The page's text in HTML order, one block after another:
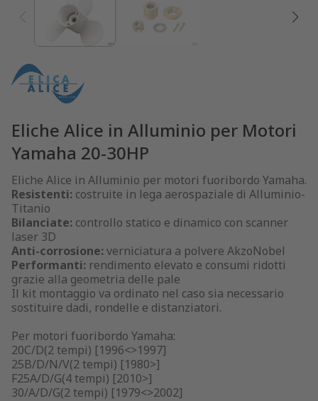
Eliche Alice in Alluminio per Motori
Yamaha 20-30HP
Eliche Alice in Alluminio per motori fuoribordo Yamaha.
Resistenti: costruite in lega aerospaziale di Alluminio-
Titanio
Bilanciate: controllo statico e dinamico con scanner
laser 3D
Anti-corrosione:verniciatura a polvere AkzoNobel
Performanti: rendimento elevato e consumi ridotti
grazie alla geometria delle pale
Il kit montaggio va ordinato nel caso sia necessario
sostituire dadi, rondelle e distanziatori.
Per motori fuoribordo Yamaha:
20C/D(2 tempi) [1996<>1997]
25B/D/N/V(2 tempi) [1980>]
F25A/D/G(4 tempi) [2010>]
30/A/D/G(2 tempi) [1979<>2002]